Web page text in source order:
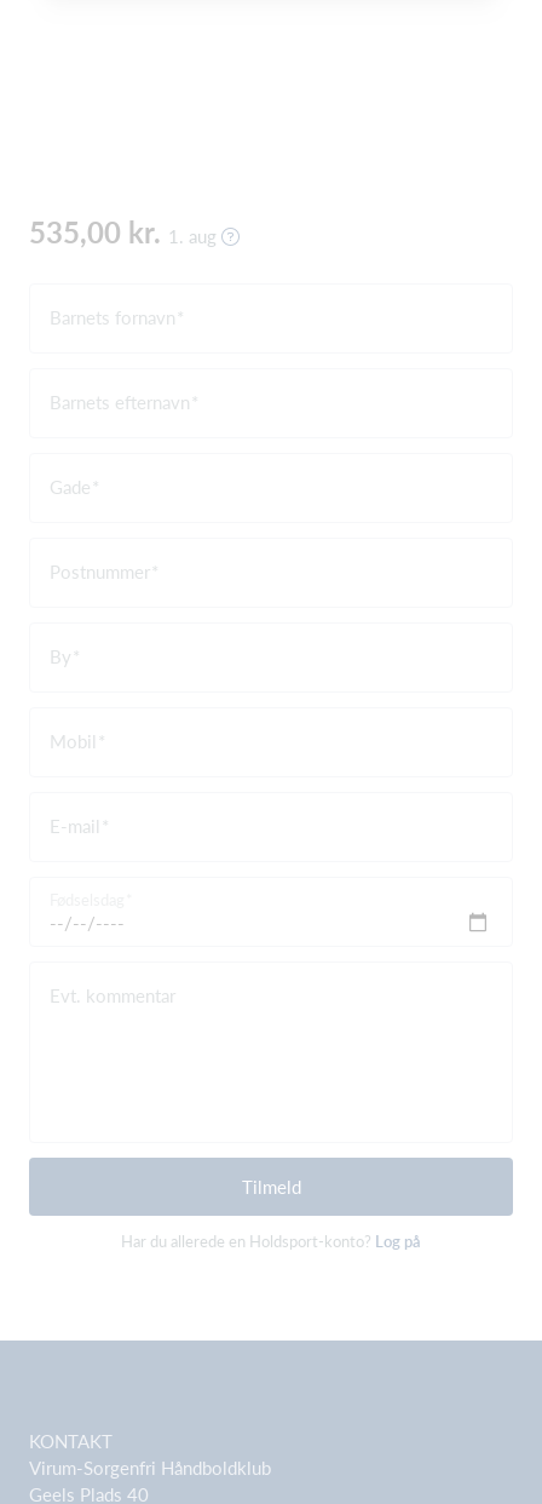
535,00 kr. 1. aug
Barnets fornavn
Barnets efternavn
Gade
Postnummer
By
Mobil
E-mail
Evt. kommentar
Tilmeld
Har du allerede en Holdsport-konto? Log på
KONTAKT
Virum-Sorgenfri Håndboldklub
Geels Plads 40